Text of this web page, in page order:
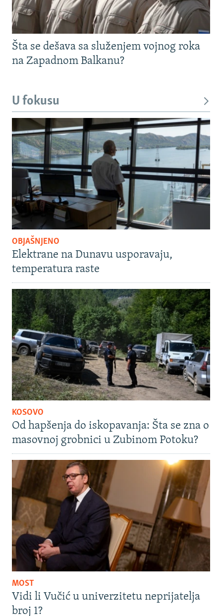
Šta se dešava sa služenjem vojnog roka
na Zapadnom Balkanu?
U fokusu
OBJAŠNJENO
Elektrane na Dunavu usporavaju,
temperatura raste
KOSOVO
Od hapšenja do iskopavanja: Šta se zna o
masovnoj grobnici u Zubinom Potoku?
MOST
Vidi li Vučić u univerzitetu neprijatelja
broj 1?